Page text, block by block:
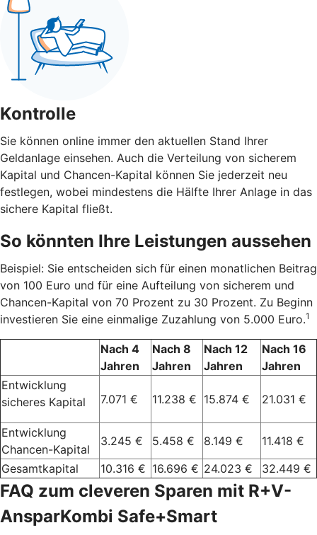
Kontrolle
Sie können online immer den aktuellen Stand Ihrer
Geldanlage einsehen. Auch die Verteilung von sicherem
Kapital und Chancen-Kapital können Sie jederzeit neu
festlegen, wobei mindestens die Hälfte Ihrer Anlage in das
sichere Kapital fließt.
So könnten Ihre Leistungen aussehen
Beispiel: Sie entscheiden sich für einen monatlichen Beitrag
von 100 Euro und für eine Aufteilung von sicherem und
Chancen-Kapital von 70 Prozent zu 30 Prozent. Zu Beginn
investieren Sie eine einmalige Zuzahlung von 5.000 Euro.1
Nach 4
Jahren
Nach 8
Jahren
Nach 12
Jahren
Nach 16
Jahren
Entwicklung
sicheres Kapital
7.071 € 11.238 € 15.874 € 21.031 €
Entwicklung
Chancen-Kapital
3.245 € 5.458 € 8.149 €
11.418 €
Gesamtkapital
10.316 € 16.696 € 24.023 € 32.449 €
FAQ zum cleveren Sparen mit R+V-
AnsparKombi Safe+Smart